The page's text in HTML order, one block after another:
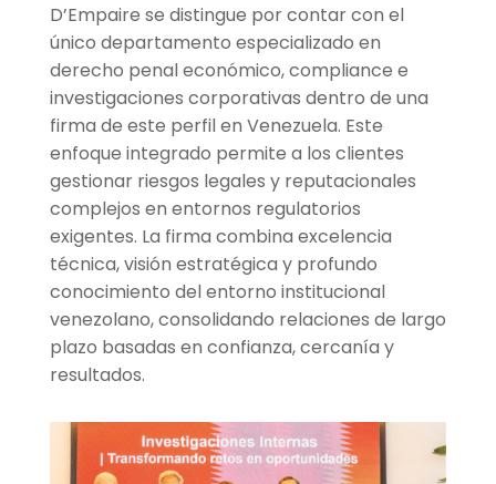
D’Empaire se distingue por contar con el
único departamento especializado en
derecho penal económico, compliance e
investigaciones corporativas dentro de una
firma de este perfil en Venezuela. Este
enfoque integrado permite a los clientes
gestionar riesgos legales y reputacionales
complejos en entornos regulatorios
exigentes. La firma combina excelencia
técnica, visión estratégica y profundo
conocimiento del entorno institucional
venezolano, consolidando relaciones de largo
plazo basadas en confianza, cercanía y
resultados.